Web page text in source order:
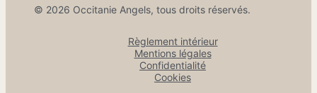
© 2026 Occitanie Angels, tous droits réservés.
Règlement intérieur
Mentions légales
Confidentialité
Cookies